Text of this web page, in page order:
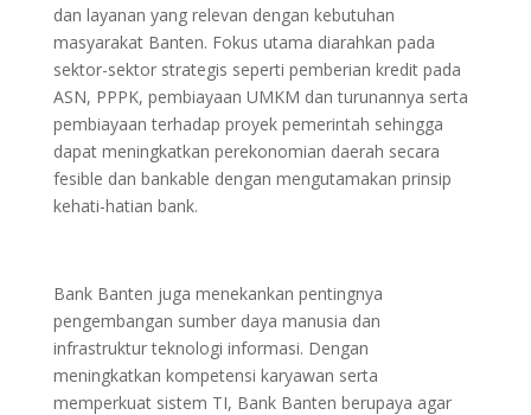
dan layanan yang relevan dengan kebutuhan
masyarakat Banten. Fokus utama diarahkan pada
sektor-sektor strategis seperti pemberian kredit pada
ASN, PPPK, pembiayaan UMKM dan turunannya serta
pembiayaan terhadap proyek pemerintah sehingga
dapat meningkatkan perekonomian daerah secara
fesible dan bankable dengan mengutamakan prinsip
kehati-hatian bank.
Bank Banten juga menekankan pentingnya
pengembangan sumber daya manusia dan
infrastruktur teknologi informasi. Dengan
meningkatkan kompetensi karyawan serta
memperkuat sistem TI, Bank Banten berupaya agar